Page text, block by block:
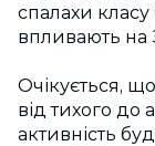
спалахи класу
впливають на
Очікується,
від тихого до
активність